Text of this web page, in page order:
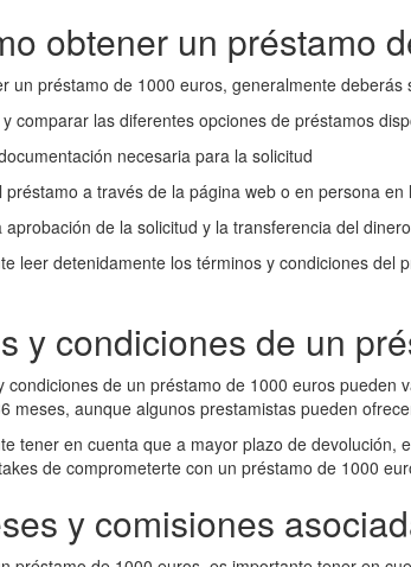
obtener un préstamo
un préstamo de 1000 euros, generalmente deberás
comparar las diferentes opciones de préstamos
necesaria para la solicitud
préstamo a través de la página web o en persona
aprobación de la solicitud y la transferencia del
leer detenidamente los términos y condiciones
y condiciones de un
condiciones de un préstamo de 1000 euros
meses, aunque algunos prestamistas pueden
tener en cuenta que a mayor plazo de
de comprometerte con un préstamo de 1000
y comisiones